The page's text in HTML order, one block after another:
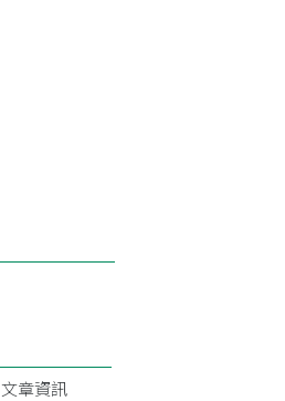
文章資訊